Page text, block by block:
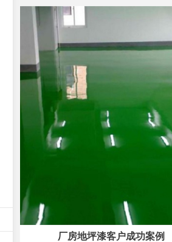
厂房地坪漆客户成功案例